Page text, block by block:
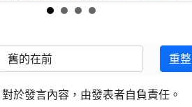
重整
於發言內容，由發表者自負責任。